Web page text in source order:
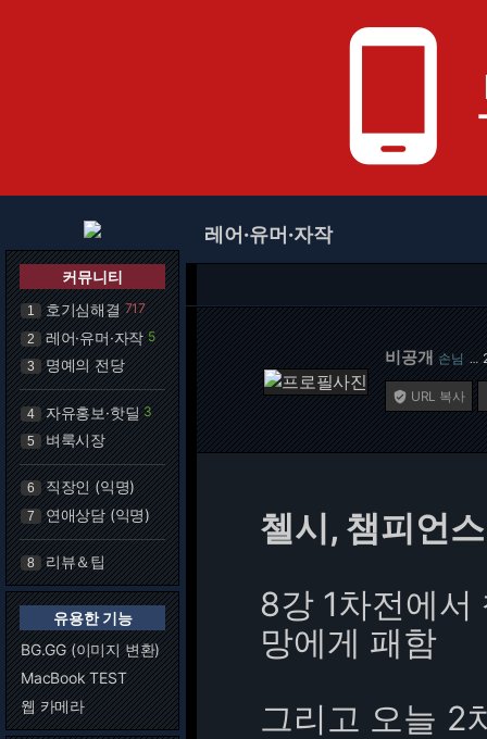
phone_android
커뮤니티
1 호기심해결 717
2 레어·유머·자작 5
3 명예의 전당
4 자유홍보·핫딜 3
5 벼룩시장
6 직장인 (익명)
7 연애상담 (익명)
8 리뷰＆팁
유용한 기능
BG.GG (이미지 변환)
MacBook TEST
웹 카메라
레어·유머·자작
비공개 손님 …
 URL 복사
첼시, 챔피언
8강 1차전에
망에게 패함
그리고 오늘 2